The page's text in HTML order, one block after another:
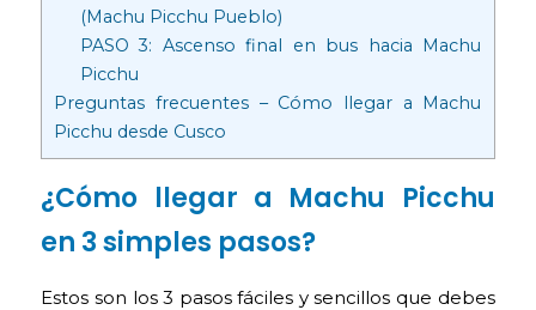
(Machu Picchu Pueblo)
PASO 3: Ascenso final en bus hacia Machu
Picchu
Preguntas frecuentes – Cómo llegar a Machu
Picchu desde Cusco
¿Cómo llegar a Machu Picchu
en 3 simples pasos?
Estos son los 3 pasos fáciles y sencillos que debes